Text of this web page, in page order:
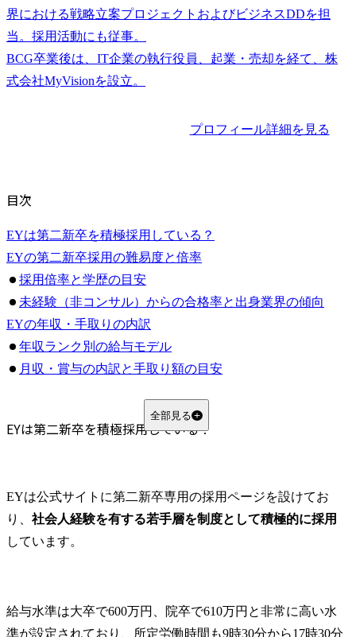
界における戦略立案プロジェクトおよびビジネスDDを担
当。採用活動にも従事。
BCG卒業後は、IT企業の執行役員、起業・売却を経て、株
プロフィール詳細を見る
目次
EYは第二新卒を積極採用している？
EYの第二新卒採用の難易度と倍率
採用倍率と学歴の目安
未経験（非コンサル）からの合格率と出身業界の傾向
EYの年収・手取りの内訳
年収ランク別の給与モデル
月収・賞与の内訳と手取り額の目安
ボーナスなし（年俸制）の場合
EYの選考フローと試験対策
頻出質問への回答ポイント
EY入社後の育成環境とキャリアパス
未経験者向けの研修カリキュラム
EYの第二新卒転職に関するFAQ
全部見る
EYは第二新卒を積極採用している？
EYは公式サイトに第二新卒専用の採用ページを設けてお
り、 社会人経験を有する若手層を制度として積極的に採用
しています。
給与水準は大卒で600万円、院卒で610万円と非常に高い水
準が設定されており、所定労働時間も9時30分から17時30分